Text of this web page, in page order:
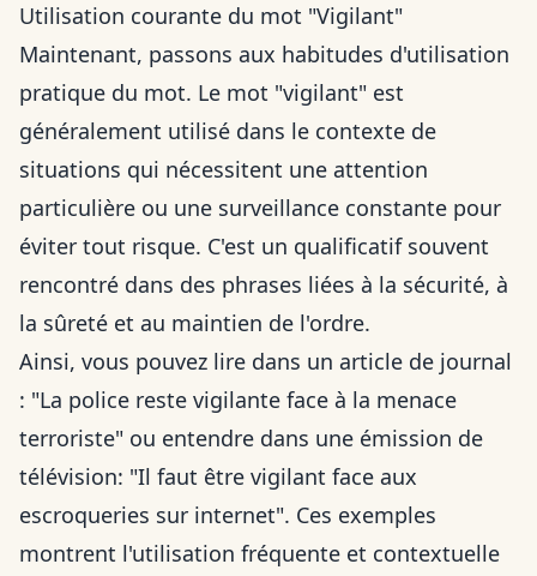
Utilisation courante du mot "Vigilant"
Maintenant, passons aux habitudes d'utilisation
pratique du mot. Le mot "vigilant" est
généralement utilisé dans le contexte de
situations qui nécessitent une attention
particulière ou une surveillance constante pour
éviter tout risque. C'est un qualificatif souvent
rencontré dans des phrases liées à la sécurité, à
la sûreté et au maintien de l'ordre.
Ainsi, vous pouvez lire dans un article de journal
: "La police reste vigilante face à la menace
terroriste" ou entendre dans une émission de
télévision: "Il faut être vigilant face aux
escroqueries sur internet". Ces exemples
montrent l'utilisation fréquente et contextuelle